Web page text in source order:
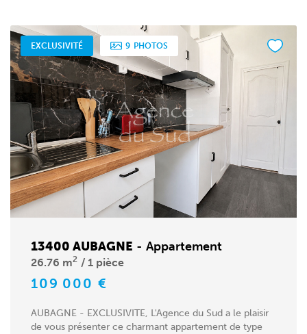
EXCLUSIVITÉ 9 PHOTOS
13400 AUBAGNE - Appartement
26.76 m2 1 pièce
109 000 €
AUBAGNE - EXCLUSIVITE, L'Agence du Sud a le plaisir
de vous présenter ce charmant appartement de type